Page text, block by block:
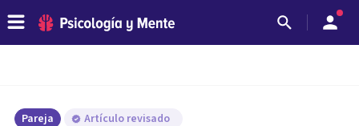
Pareja Artículo revisado